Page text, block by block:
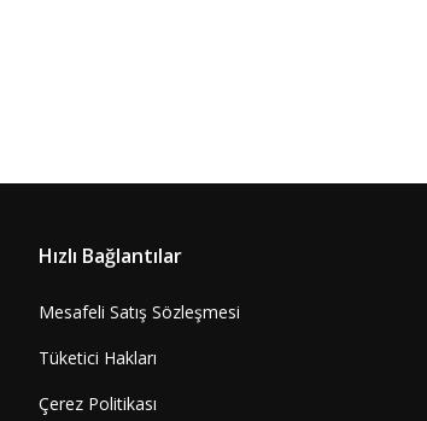
Hızlı Bağlantılar
Mesafeli Satış Sözleşmesi
Tüketici Hakları
Çerez Politikası